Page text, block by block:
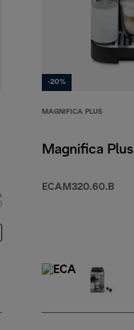
ár 149 990 Ft
-20%
MAGNIFICA PLUS
Magnifica Plus
ECAM320.60.B